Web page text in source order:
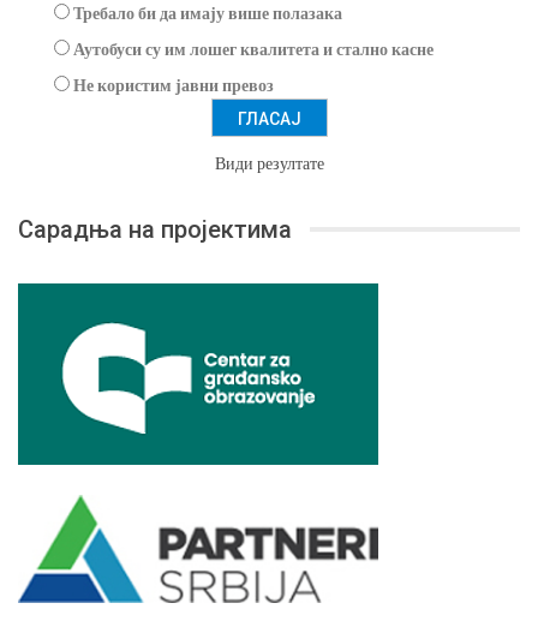
Требало би да имају више полазака
Аутобуси су им лошег квалитета и стално касне
Не користим јавни превоз
Види резултате
Сарадња на пројектима